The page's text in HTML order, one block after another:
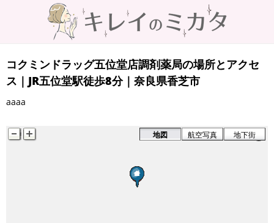
コクミンドラッグ五位堂店調剤薬局の場所とアクセ
ス｜JR五位堂駅徒歩8分｜奈良県香芝市
aaaa
地図 航空写真 地下街